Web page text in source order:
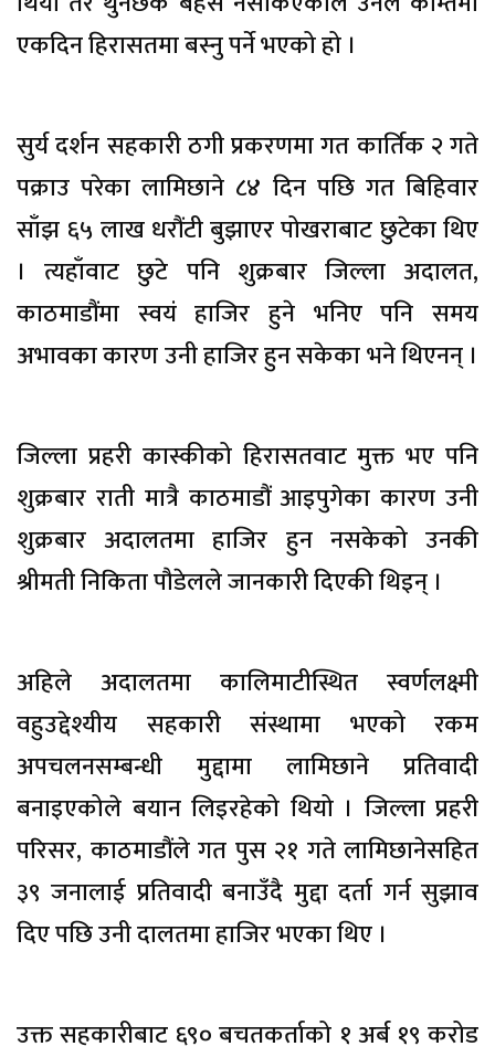
एकदिन हिरासतमा बस्नु पर्ने भएको हो ।
सुर्य दर्शन सहकारी ठगी प्रकरणमा गत कार्तिक २ गते
पक्राउ परेका लामिछाने ८४ दिन पछि गत बिहिवार
साँझ ६५ लाख धरौंटी बुझाएर पोखराबाट छुटेका थिए
। त्यहाँवाट छुटे पनि शुक्रबार जिल्ला अदालत,
काठमाडौंमा स्वयं हाजिर हुने भनिए पनि समय
अभावका कारण उनी हाजिर हुन सकेका भने थिएनन् ।
जिल्ला प्रहरी कास्कीको हिरासतवाट मुक्त भए पनि
शुक्रबार राती मात्रै काठमाडौं आइपुगेका कारण उनी
शुक्रबार अदालतमा हाजिर हुन नसकेको उनकी
श्रीमती निकिता पौडेलले जानकारी दिएकी थिइन् ।
अहिले अदालतमा कालिमाटीस्थित स्वर्णलक्ष्मी
वहुउद्देश्यीय सहकारी संस्थामा भएको रकम
अपचलनसम्बन्धी मुद्दामा लामिछाने प्रतिवादी
बनाइएकोले बयान लिइरहेको थियो । जिल्ला प्रहरी
परिसर, काठमाडौंले गत पुस २१ गते लामिछानेसहित
३९ जनालाई प्रतिवादी बनाउँदै मुद्दा दर्ता गर्न सुझाव
दिए पछि उनी दालतमा हाजिर भएका थिए ।
उक्त सहकारीबाट ६९० बचतकर्ताको १ अर्ब १९ करोड